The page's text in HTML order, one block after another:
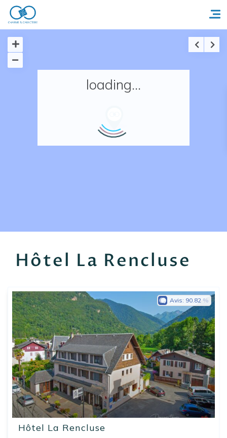
Accueil
loading...
Hôtel La Rencluse
Hôtel La Rencluse
Avis: 90.82